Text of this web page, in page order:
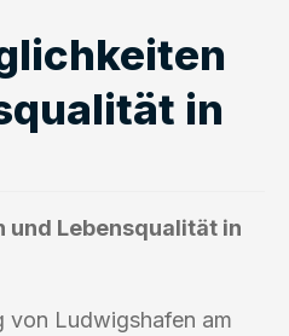
in
Lebensqualität in
von Ludwigshafen am